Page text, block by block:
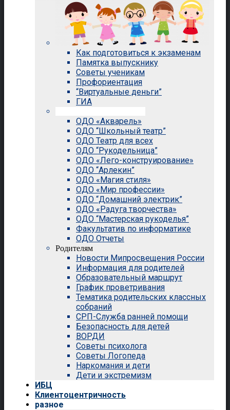
Как подготовиться к экзаменам
Памятка выпускнику
Советы ученикам
Профориентация
“Виртуальные деньги”
ГИА
ОДО «Акварель»
ОДО “Школьный театр”
ОДО Театр для всех
ОДО “Рукодельница”
ОДО «Лего-конструирование»
ОДО “Арлекин”
ОДО «Магия стиля»
ОДО «Мир профессии»
ОДО “Домашний электрик”
ОДО «Радуга творчества»
ОДО “Мастерская рукоделья”
Факультатив по информатике
ОДО Отчеты
Родителям
Новости Мипросвещения России
Информация для родителей
Образовательный маршрут
График проветривания
Тематика родительских классных
собраний
СРП-Служба ранней помощи
Безопасность для детей
ВОРДИ
Советы психолога
Советы Логопеда
Наркомания и дети
Дети и экстремизм
ИБЦ
Клиентоцентричность
разное